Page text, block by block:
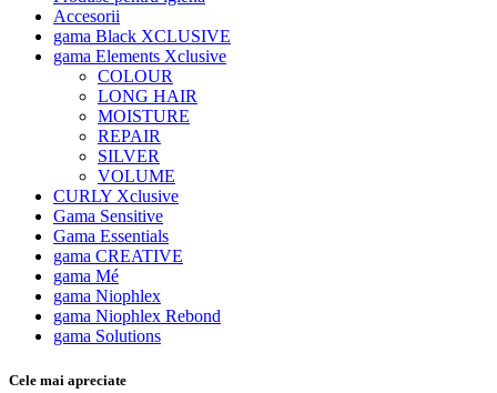
Accesorii
gama Black XCLUSIVE
gama Elements Xclusive
COLOUR
LONG HAIR
MOISTURE
REPAIR
SILVER
VOLUME
CURLY Xclusive
Gama Sensitive
Gama Essentials
gama CREATIVE
gama Mé
gama Niophlex
gama Niophlex Rebond
gama Solutions
Cele mai apreciate